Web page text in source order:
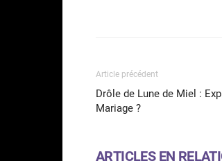
Article précédent
Drôle de Lune de Miel :
Mariage ?
ARTICLES EN